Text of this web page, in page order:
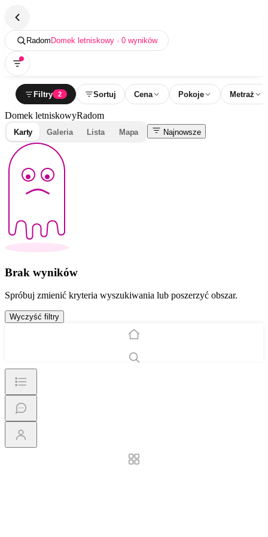
Radom Domek letniskowy · 0 wyników
Filtry 2 Sortuj Cena Pokoje Metraż
Domek letniskowyRadom
Karty Galeria Lista Mapa Najnowsze
Brak wyników
Spróbuj zmienić kryteria wyszukiwania lub poszerzyć obszar.
Wyczyść filtry